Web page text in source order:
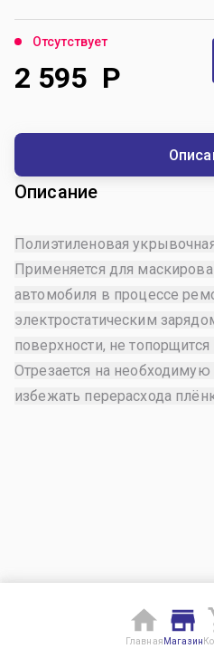
Отсутствует
2 595 Р
Описание
Полиэтиленовая
Применяется для
автомобиля в процессе
электростатическим
поверхности, не топорщится
Отрезается на необходимую
избежать перерасхода
Главная Магазин